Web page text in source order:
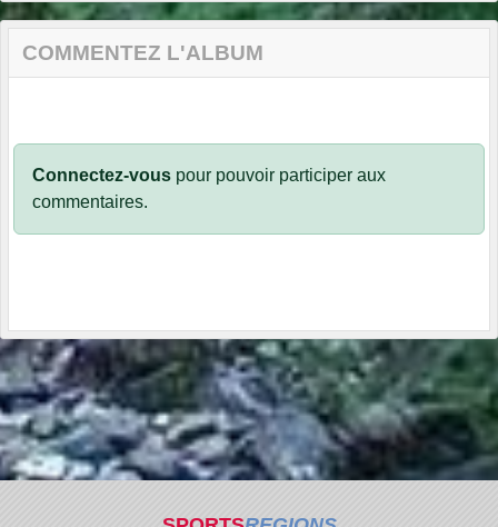
COMMENTEZ L'ALBUM
Connectez-vous pour pouvoir participer aux
commentaires.